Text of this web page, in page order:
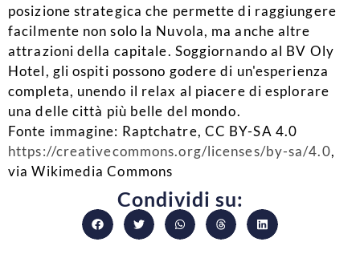
posizione strategica che permette di raggiungere
facilmente non solo la Nuvola, ma anche altre
attrazioni della capitale. Soggiornando al BV Oly
Hotel, gli ospiti possono godere di un'esperienza
completa, unendo il relax al piacere di esplorare
una delle città più belle del mondo.
Fonte immagine: Raptchatre, CC BY-SA 4.0
https://creativecommons.org/licenses/by-sa/4.0,
via Wikimedia Commons
Condividi su: